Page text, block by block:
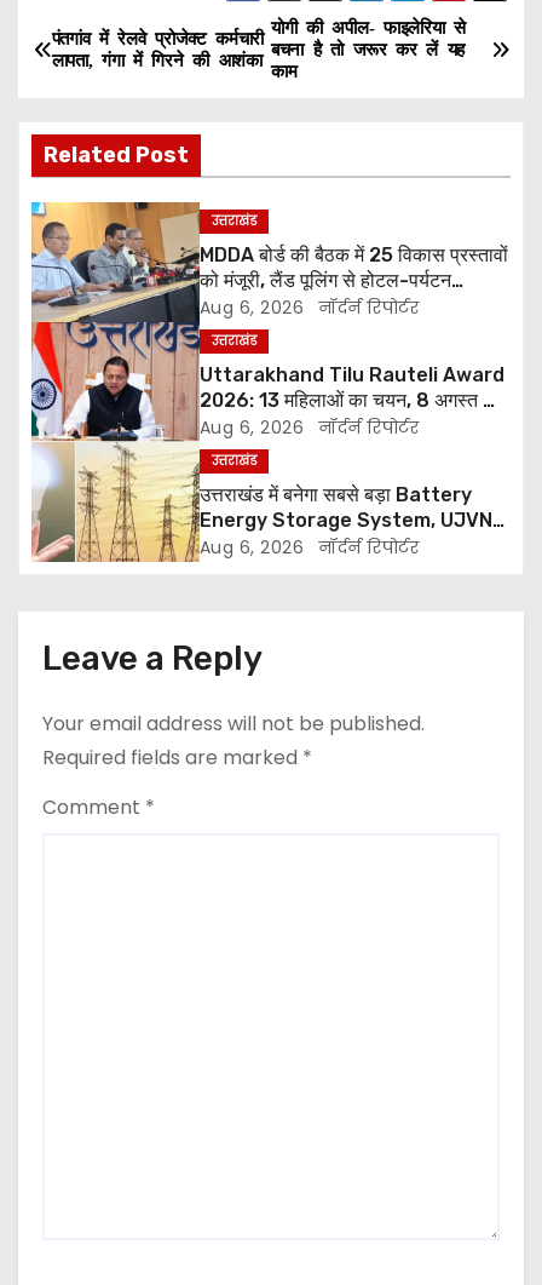
P
s
t
n
a
v
i
g
a
t
o
योगी की अपील- फाइलेरिया से
बचना है तो जरूर कर लें यह
काम
पंतगांव में रेलवे प्रोजेक्ट कर्मचारी
लापता, गंगा में गिरने की आशंका
Related Post
उत्तराखंड
MDDA बोर्ड की बैठक में 25 विकास प्रस्तावों
को मंजूरी, लैंड पूलिंग से होटल-पर्यटन
परियोजनाओं को मिलेगी रफ्तार
Aug 6, 2026 नॉर्दर्न रिपोर्टर
उत्तराखंड
Uttarakhand Tilu Rauteli Award
2026: 13 महिलाओं का चयन, 8 अगस्त को
सीएम धामी करेंगे सम्मानित
Aug 6, 2026 नॉर्दर्न रिपोर्टर
उत्तराखंड
उत्तराखंड में बनेगा सबसे बड़ा Battery
Energy Storage System, UJVNL
लगाएगा 352 करोड़ का प्रोजेक्ट
Aug 6, 2026 नॉर्दर्न रिपोर्टर
Leave a Reply
Your email address will not be published.
Required fields are marked *
Comment *